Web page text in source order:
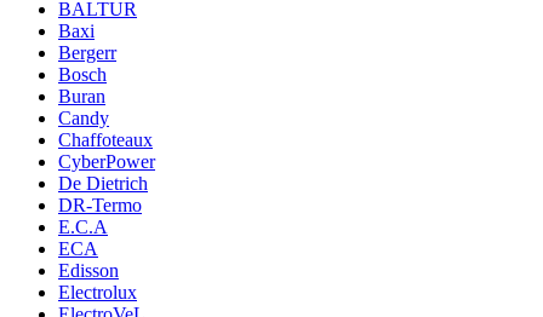
BALTUR
Baxi
Bergerr
Bosch
Buran
Candy
Chaffoteaux
CyberPower
De Dietrich
DR-Termo
E.C.A
ECA
Edisson
Electrolux